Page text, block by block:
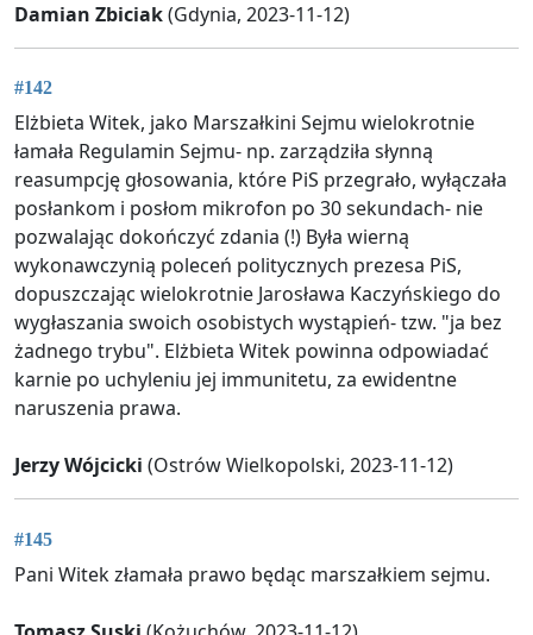
Damian Zbiciak(Gdynia, 2023-11-12)
#142
Elżbieta Witek, jako Marszałkini Sejmu wielokrotnie
łamała Regulamin Sejmu- np. zarządziła słynną
reasumpcję głosowania, które PiS przegrało, wyłączała
posłankom i posłom mikrofon po 30 sekundach- nie
pozwalając dokończyć zdania (!) Była wierną
wykonawczynią poleceń politycznych prezesa PiS,
dopuszczając wielokrotnie Jarosława Kaczyńskiego do
wygłaszania swoich osobistych wystąpień- tzw. "ja bez
żadnego trybu". Elżbieta Witek powinna odpowiadać
karnie po uchyleniu jej immunitetu, za ewidentne
naruszenia prawa.
Jerzy Wójcicki (Ostrów Wielkopolski, 2023-11-12)
#145
Pani Witek złamała prawo będąc marszałkiem sejmu.